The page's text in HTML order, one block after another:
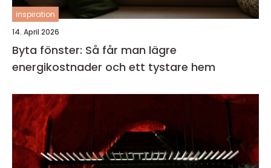
inspiration
14. April 2026
Byta fönster: Så får man lägre
energikostnader och ett tystare hem